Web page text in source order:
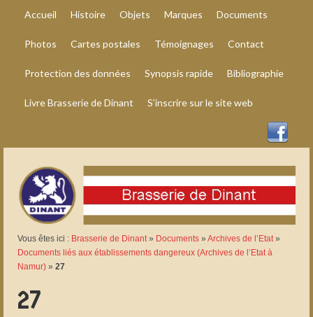
Accueil Histoire Objets Marques Documents
Photos Cartes postales Témoignages Contact
Protection des données Synopsis rapide Bibliographie
Livre Brasserie de Dinant S’inscrire sur le site web
Vous êtes ici : Brasserie de Dinant» Documents » Archives de l’Etat»
Documents liés aux établissements dangereux (Archives de l’Etat à
Namur) » 27
27